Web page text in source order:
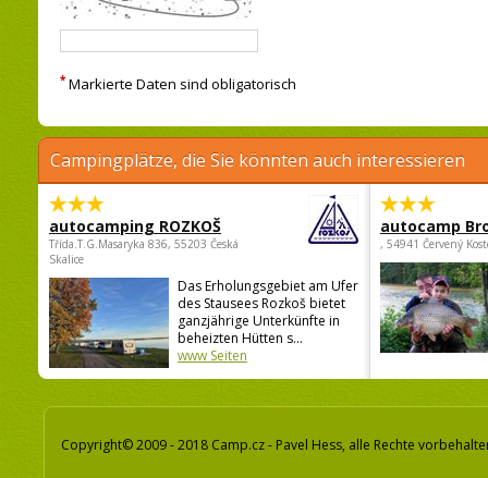
* Markierte Daten sind obligatorisch
Campingplätze, die Sie könnten auch interessieren
autocamping ROZKOŠ
Třída.T.G.Masaryka 836, 55203 Česká
Skalice
Das Erholungsgebiet am Ufer
des Stausees Rozkoš bietet
ganzjährige Unterkünfte in
beheizten Hütten s...
www Seiten
autocamp
, 54941 Červený
Copyright© 2009 - 2018 Camp.cz - Pavel Hess, alle Rechte